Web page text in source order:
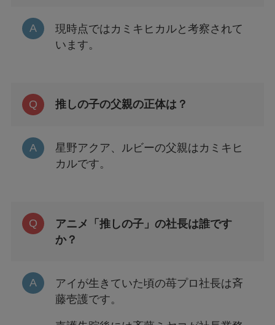
現時点ではカミキヒカルと考察されて
います。
推しの子の父親の正体は？
星野アクア、ルビーの父親はカミキヒ
カルです。
アニメ「推しの子」の社長は誰です
か？
アイが生きていた頃の苺プロ社長は斉
藤壱護です。